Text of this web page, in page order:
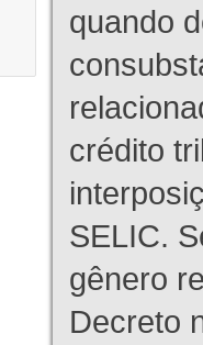
quando
crédito
SELIC.
gênero
Decreto